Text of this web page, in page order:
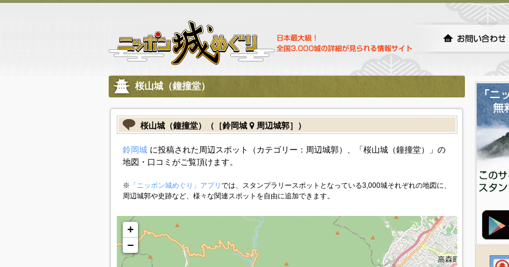
桜山城（鐘撞堂）
桜山城（鐘撞堂）（［鈴岡城 周辺城郭］）
鈴岡城に投稿された周辺スポット（カテゴリー：周辺城郭）、「桜山城（鐘撞堂）」の
地図・口コミがご覧頂けます。
※ 「ニッポン城めぐり」アプリ では、スタンプラリースポットとなっている3,000城それぞれの地図に、
周辺城郭や史跡など、様々な関連スポットを自由に追加できます。
+
−